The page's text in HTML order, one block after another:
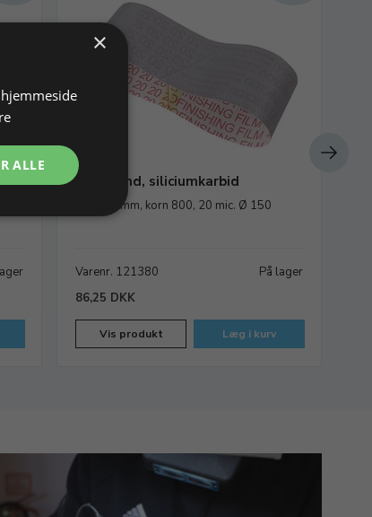
Slibebånd, siliciumkarbid
64x477 mm, korn 800, 20 mic. Ø 150
Varenr. 121380
På lager
86,25 DKK
Vis produkt Læg i kurv
×
ALLE